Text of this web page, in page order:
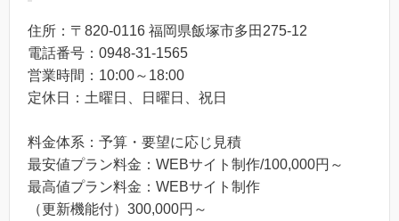
住所：〒820-0116 福岡県飯塚市多田275-12
電話番号：0948-31-1565
営業時間：10:00～18:00
定休日：土曜日、日曜日、祝日
料金体系：予算・要望に応じ見積
最安値プラン料金：WEBサイト制作/100,000円～
最高値プラン料金：WEBサイト制作
（更新機能付）300,000円～